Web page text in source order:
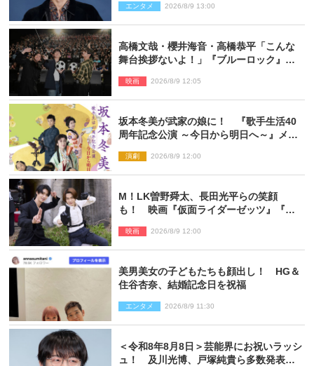
エンタメ 2026/8/9 13:00
高橋文哉・櫻井海音・高橋恭平「こんな
舞台挨拶ないよ！」『ブルーロック』自
映画 2026/8/9 12:05
坂本冬美が武家の娘に！ 『歌手生活40
周年記念公演 ～今日から明日へ～』メイ
演劇 2026/8/9 12:00
M！LK曽野舜太、長田光平らの笑顔
も！ 映画『仮面ライダーゼッツ』『超
ショット到着
映画 2026/8/9 12:00
美男美女の子どもたちも顔出し！ HG＆
住谷杏奈、結婚記念日を祝福
エンタメ 2026/8/9 11:30
＜令和8年8月8日＞芸能界にお祝いラッシ
ュ！ 及川光博、戸塚純貴ら多数発表結